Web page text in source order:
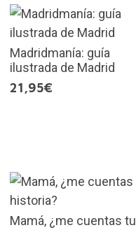
Madridmanía: guía
ilustrada de Madrid
21,95€
Mamá, ¿me cuentas tu